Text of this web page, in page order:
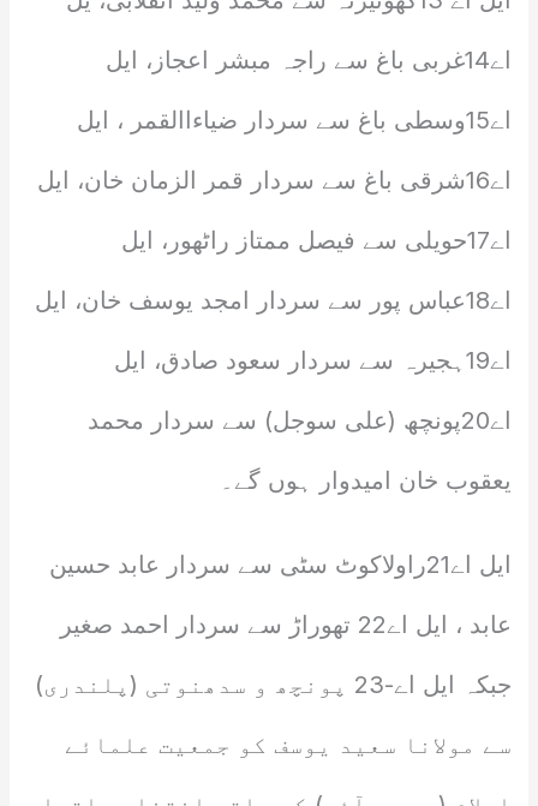
اے14غربی باغ سے راجہ مبشر اعجاز، ایل
اے15وسطی باغ سے سردار ضیاءاالقمر ، ایل
اے16شرقی باغ سے سردار قمر الزمان خان، ایل
اے17حویلی سے فیصل ممتاز راٹھور، ایل
اے18عباس پور سے سردار امجد یوسف خان، ایل
اے19ہجیرہ سے سردار سعود صادق، ایل
اے20پونچھ (علی سوجل) سے سردار محمد
یعقوب خان امیدوار ہوں گے۔
ایل اے21راولاکوٹ سٹی سے سردار عابد حسین
عابد ، ایل اے22 تھوراڑ سے سردار احمد صغیر
جبکہ ایل اے-23 پونچھ و سدھنوتی (پلندری)
سے مولانا سعید یوسف کو جمعیت علمائے